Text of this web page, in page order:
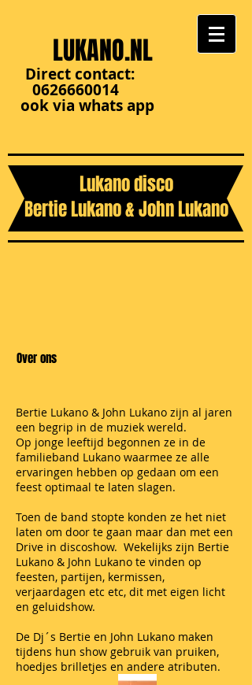
LUKANO.NL
Direct contact:
0626660014
ook via whats app
Lukano disco
Bertie Lukano & John Lukano
Over ons
Bertie Lukano & John Lukano zijn al jaren
een begrip in de muziek wereld.
Op jonge leeftijd begonnen ze in de
familieband Lukano waarmee ze alle
ervaringen hebben op gedaan om een
feest optimaal te laten slagen.
Toen de band stopte konden ze het niet
laten om door te gaan maar dan met een
Drive in discoshow. Wekelijks zijn Bertie
Lukano & John Lukano te vinden op
feesten, partijen, kermissen,
verjaardagen etc etc, dit met eigen licht
en geluidshow.
De Dj´s Bertie en John Lukano maken
tijdens hun show gebruik van pruiken,
hoedjes brilletjes en andere atributen.